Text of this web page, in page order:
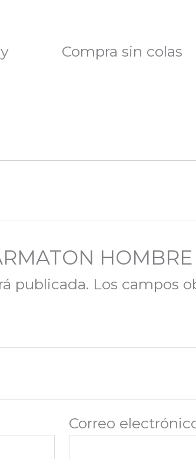
Compra sin colas
HOMBRE
publicada. Los campos
Correo